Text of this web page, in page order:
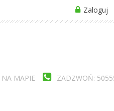
Zaloguj
MAPIE ZADZWOŃ: